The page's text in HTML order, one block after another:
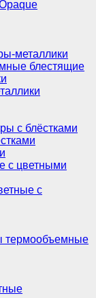
металлики
блестящие
с блёстками
с цветными
с
термообъемные